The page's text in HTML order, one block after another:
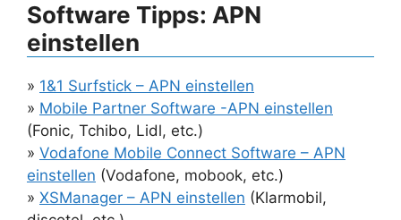
Software Tipps: APN
einstellen
» 1&1 Surfstick – APN einstellen
» Mobile Partner Software -APN einstellen
(Fonic, Tchibo, Lidl, etc.)
» Vodafone Mobile Connect Software – APN
einstellen (Vodafone, mobook, etc.)
» XSManager – APN einstellen (Klarmobil,